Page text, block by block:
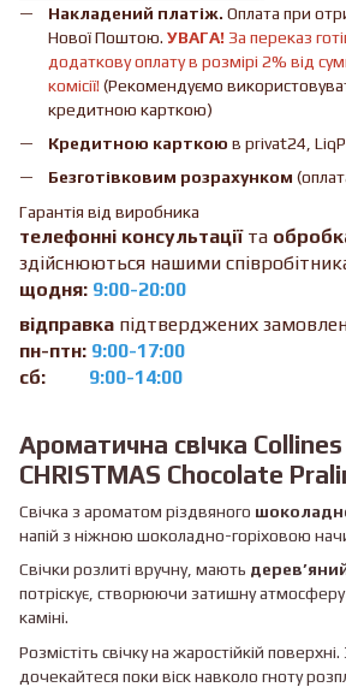
Накладений платіж. Оплата при
Нової Поштою. УВАГА! За переказ
додаткову оплату в розмірі 2% від
комісії! (Рекомендуємо
кредитною карткою)
Кредитною карткою в privat24,
Безготівковим розрахунком
Гарантія від виробника
телефонні консультації та
здійснюються нашими
щодня: 9:00-20:00
відправка підтверджених
пн-птн: 9:00-17:00
сб:
9:00-14:00
Ароматична свічка
CHRISTMAS Chocolate
Свічка з ароматом різдвяного
напій з ніжною шоколадно-горіховою
Свічки розлиті вручну, мають
потріскує, створюючи затишну
каміні.
Розмістіть свічку на жаростійкій поверхні.
дочекайтеся поки віск навколо гноту